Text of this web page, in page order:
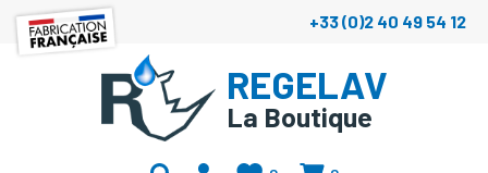
+33 (0)2 40 49 54 12
REGELAV
La Boutique